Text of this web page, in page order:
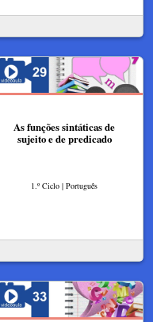
As funções sintáticas de
sujeito e de predicado
1.º Ciclo | Português